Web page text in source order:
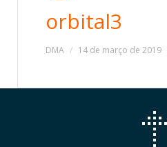
orbital3
DMA 14 de março de 2019